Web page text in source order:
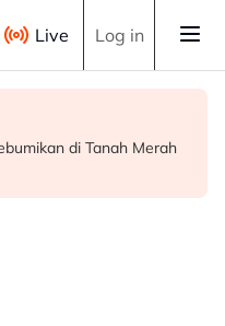
Live Log in
dengan AI, dron
yakinkan misi asing
di Tanah Merah